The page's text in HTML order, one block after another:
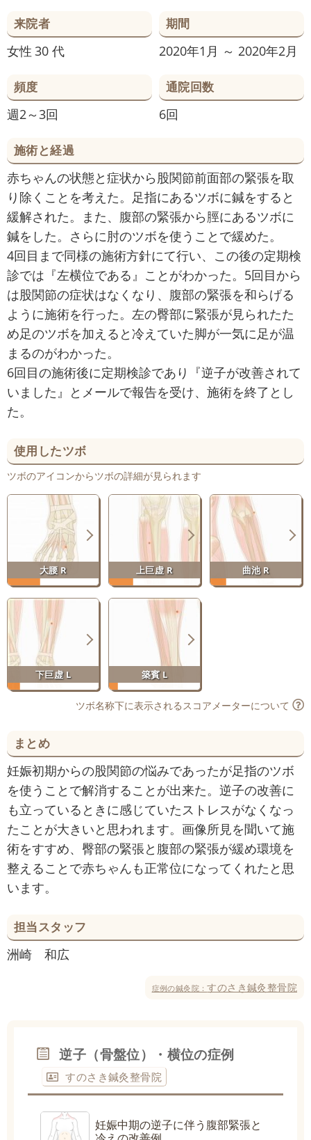
来院者
女性 30 代
期間
2020年1月 ～ 2020年2月
頻度
週2～3回
通院回数
6回
施術と経過
赤ちゃんの状態と症状から股関節前面部の緊張を取
り除くことを考えた。足指にあるツボに鍼をすると
緩解された。また、腹部の緊張から脛にあるツボに
鍼をした。さらに肘のツボを使うことで緩めた。
4回目まで同様の施術方針にて行い、この後の定期検
診では『左横位である』ことがわかった。5回目から
は股関節の症状はなくなり、腹部の緊張を和らげる
ように施術を行った。左の臀部に緊張が見られたた
め足のツボを加えると冷えていた脚が一気に足が温
まるのがわかった。
6回目の施術後に定期検診であり『逆子が改善されて
いました』とメールで報告を受け、施術を終了とし
た。
使用したツボ
ツボのアイコンからツボの詳細が見られます
大腰 R 上巨虚 R 曲池 R
下巨虚 L 築賓 L
ツボ名称下に表示されるスコアメーターについて
まとめ
妊娠初期からの股関節の悩みであったが足指のツボ
を使うことで解消することが出来た。逆子の改善に
も立っているときに感じていたストレスがなくなっ
たことが大きいと思われます。画像所見を聞いて施
術をすすめ、臀部の緊張と腹部の緊張が緩め環境を
整えることで赤ちゃんも正常位になってくれたと思
います。
担当スタッフ
洲崎 和広
症例の鍼灸院：すのさき鍼灸整骨院
逆子（骨盤位）・横位の症例
すのさき鍼灸整骨院
妊娠中期の逆子に伴う腹部緊張と